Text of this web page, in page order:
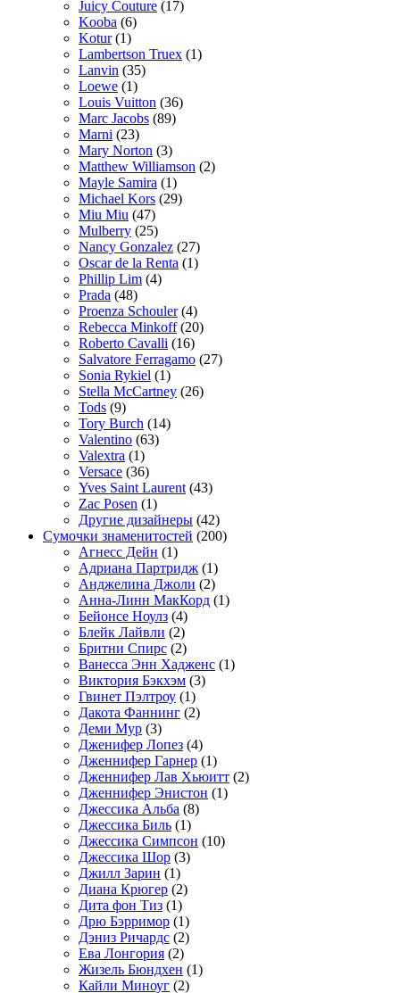
Juicy Couture (17)
Kooba (6)
Kotur(1)
Lambertson Truex (1)
Lanvin (35)
Loewe (1)
Louis Vuitton (36)
Marc Jacobs (89)
Marni (23)
Mary Norton (3)
Matthew Williamson (2)
Mayle Samira (1)
Michael Kors (29)
Miu Miu (47)
Mulberry (25)
Nancy Gonzalez (27)
Oscar de la Renta (1)
Phillip Lim (4)
Prada (48)
Proenza Schouler(4)
Rebecca Minkoff(20)
Roberto Cavalli (16)
Salvatore Ferragamo (27)
Sonia Rykiel (1)
Stella McCartney (26)
Tods (9)
Tory Burch (14)
Valentino (63)
Valextra (1)
Versace (36)
Yves Saint Laurent (43)
Zac Posen (1)
Другие дизайнеры (42)
Сумочки знаменитостей (200)
Агнесс Дейн (1)
Адриана Партридж (1)
Анджелина Джоли (2)
Анна-Линн МакКорд (1)
Бейонсе Ноулз (4)
Блейк Лайвли (2)
Бритни Спирс (2)
Ванесса Энн Хадженс (1)
Виктория Бэкхэм (3)
Гвинет Пэлтроу (1)
Дакота Фаннинг (2)
Деми Мур (3)
Дженифер Лопез (4)
Дженнифер Гарнер (1)
Дженнифер Лав Хьюитт (2)
Дженнифер Энистон (1)
Джессика Альба (8)
Джессика Биль (1)
Джессика Симпсон (10)
Джессика Шор (3)
Джилл Зарин (1)
Диана Крюгер (2)
Дита фон Тиз (1)
Дрю Бэрримор (1)
Дэниз Ричардс (2)
Ева Лонгория (2)
Жизель Бюндхен (1)
Кайли Миноуг (2)